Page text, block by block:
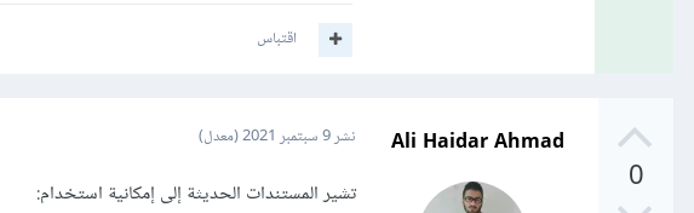
اقتباس
0
Ali Haidar Ahmad نشر9 سبتمبر 2021 (معدل)
تشير المستندات الحديثة إلى إمكانية استخدام: